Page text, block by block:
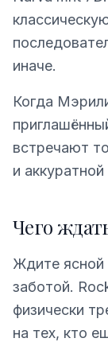
иначе.
Когда
встречают
и
Чего
Ждите ясной
заботой.
физически
на тех, кто